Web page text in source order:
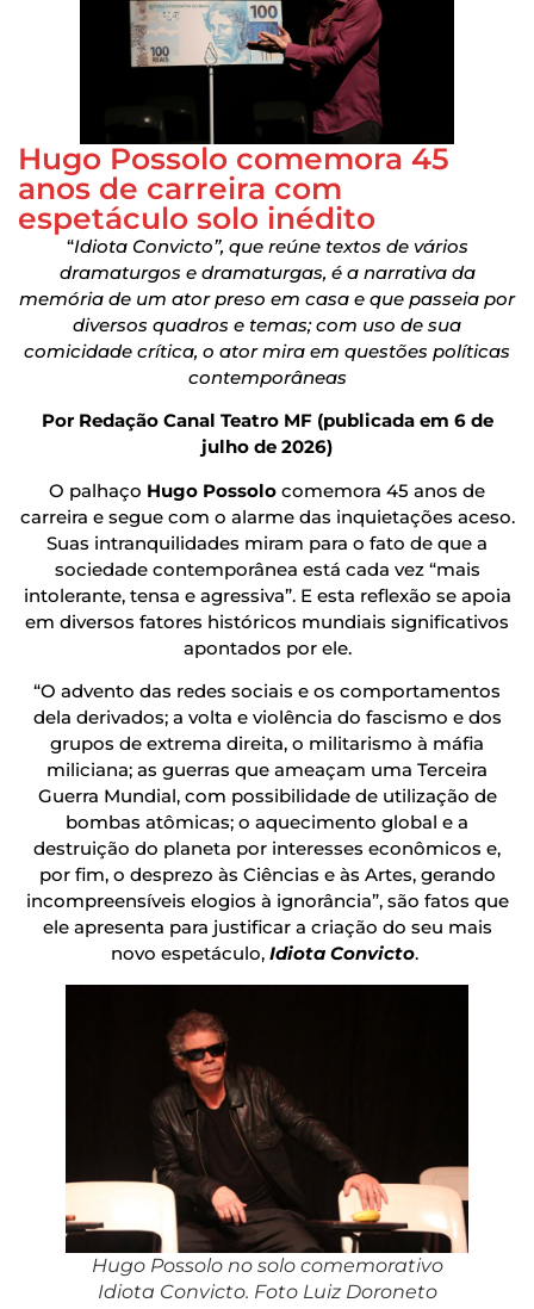
Hugo Possolo comemora 45
anos de carreira com
espetáculo solo inédito
“Idiota Convicto”, que reúne textos de vários
dramaturgos e dramaturgas, é a narrativa da
memória de um ator preso em casa e que passeia por
diversos quadros e temas; com uso de sua
comicidade crítica, o ator mira em questões políticas
contemporâneas
Por Redação Canal Teatro MF (publicada em 6 de
julho de 2026)
O palhaço Hugo Possolo comemora 45 anos de
carreira e segue com o alarme das inquietações aceso.
Suas intranquilidades miram para o fato de que a
sociedade contemporânea está cada vez “mais
intolerante, tensa e agressiva”. E esta reflexão se apoia
em diversos fatores históricos mundiais significativos
apontados por ele.
“O advento das redes sociais e os comportamentos
dela derivados; a volta e violência do fascismo e dos
grupos de extrema direita, o militarismo à máfia
miliciana; as guerras que ameaçam uma Terceira
Guerra Mundial, com possibilidade de utilização de
bombas atômicas; o aquecimento global e a
destruição do planeta por interesses econômicos e,
por fim, o desprezo às Ciências e às Artes, gerando
incompreensíveis elogios à ignorância”, são fatos que
ele apresenta para justificar a criação do seu mais
novo espetáculo, Idiota Convicto.
Hugo Possolo no solo comemorativo
Idiota Convicto. Foto Luiz Doroneto